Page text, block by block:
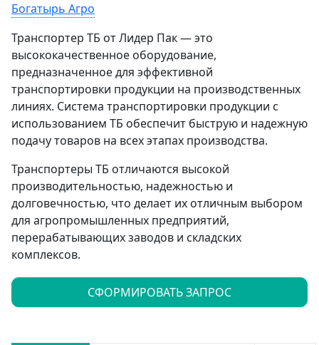
Богатырь Агро
Транспортер ТБ от Лидер Пак — это
высококачественное оборудование,
предназначенное для эффективной
транспортировки продукции на производственных
линиях. Система транспортировки продукции с
использованием ТБ обеспечит быструю и надежную
подачу товаров на всех этапах производства.
Транспортеры ТБ отличаются высокой
производительностью, надежностью и
долговечностью, что делает их отличным выбором
для агропромышленных предприятий,
перерабатывающих заводов и складских
комплексов.
СФОРМИРОВАТЬ ЗАПРОС